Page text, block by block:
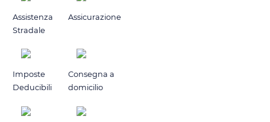
Assistenza
Stradale
Assicurazione
Imposte
Deducibili
Consegna a
domicilio